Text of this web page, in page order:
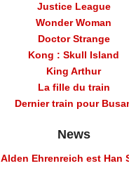
Justice League
Wonder Woman
Doctor Strange
Kong : Skull Island
King Arthur
La fille du train
Dernier train pour
News
Alden Ehrenreich est Han